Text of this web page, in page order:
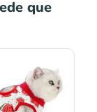
que
de
precios:
desde